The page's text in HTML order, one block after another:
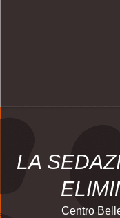
LA
Centro